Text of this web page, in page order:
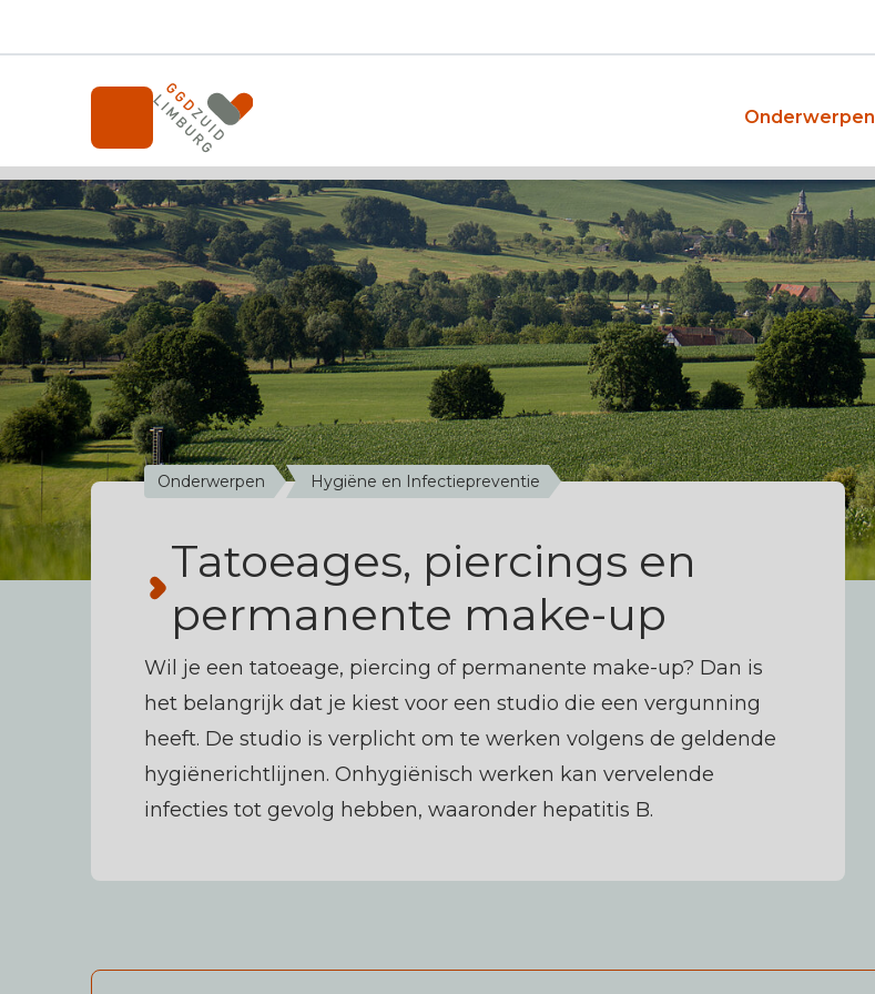
Onderwerpen
Professionals
Over de GGD
A-Z
Contact
Nieuws
Werken bij de GGD
Melding maken
Onderwerpen Hygiëne en Infectiepreventie
Tatoeages, piercings en
permanente make-up
Wil je een tatoeage, piercing of permanente make-up? Dan is
het belangrijk dat je kiest voor een studio die een vergunning
heeft. De studio is verplicht om te werken volgens de geldende
hygiënerichtlijnen. Onhygiënisch werken kan vervelende
infecties tot gevolg hebben, waaronder hepatitis B.